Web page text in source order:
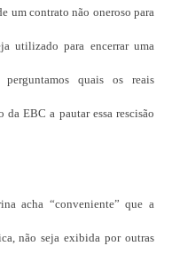
um contrato não oneroso para
utilizado para encerrar uma
perguntamos quais os reais
EBC a pautar essa rescisão
acha “conveniente” que a
não seja exibida por outras